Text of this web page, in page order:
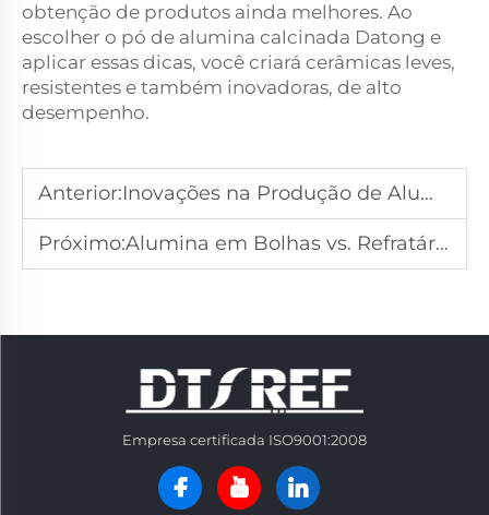
obtenção de produtos ainda melhores. Ao
escolher o pó de alumina calcinada Datong e
aplicar essas dicas, você criará cerâmicas leves,
resistentes e também inovadoras, de alto
desempenho.
Anterior:Inovações na Produção de Alumina Fundida Branca para Abrasivos Ecológicos
Próximo:Alumina em Bolhas vs. Refratários Tradicionais: O Que a Torna uma Campeã Leve
Empresa certificada ISO9001:2008